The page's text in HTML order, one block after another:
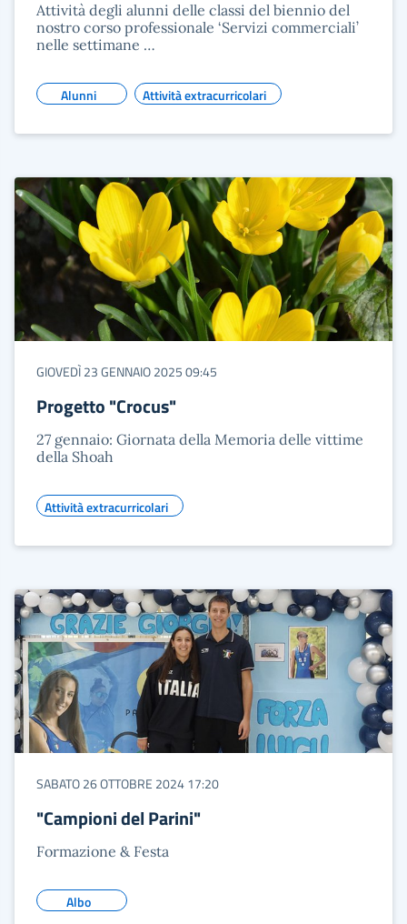
Attività degli alunni delle classi del biennio del
nostro corso professionale ‘Servizi commerciali’
nelle settimane …
Alunni Attività extracurricolari
GIOVEDÌ 23 GENNAIO 2025 09:45
Progetto "Crocus"
27 gennaio: Giornata della Memoria delle vittime
della Shoah
Attività extracurricolari
SABATO 26 OTTOBRE 2024 17:20
"Campioni del Parini"
Formazione & Festa
Albo